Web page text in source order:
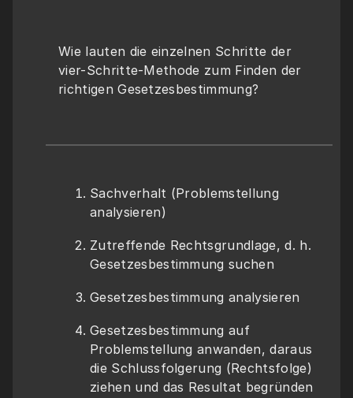
Wie lauten die einzelnen Schritte der
vier-Schritte-Methode zum Finden der
richtigen Gesetzesbestimmung?
Sachverhalt (Problemstellung
analysieren)
Zutreffende Rechtsgrundlage, d. h.
Gesetzesbestimmung suchen
Gesetzesbestimmung analysieren
Gesetzesbestimmung auf
Problemstellung anwanden, daraus
die Schlussfolgerung (Rechtsfolge)
ziehen und das Resultat begründen